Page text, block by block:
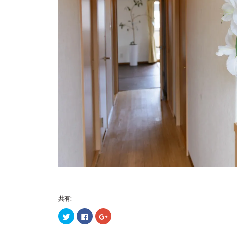
共有:
ク
リ
Facebook
で
ク
リ